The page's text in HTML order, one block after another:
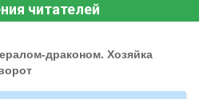
читателей
драконом. Хозяйка